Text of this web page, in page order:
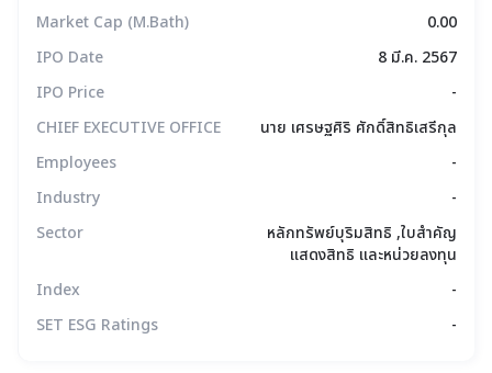
Market Cap (M.Bath)
0.00
IPO Date
8 มี.ค. 2567
IPO Price
-
CHIEF EXECUTIVE OFFICE
นาย เศรษฐศิริ ศักดิ์สิทธิเสรีกุล
Employees
-
Industry
-
Sector
หลักทรัพย์บุริมสิทธิ ,ใบสำคัญ
แสดงสิทธิ และหน่วยลงทุน
Index
-
SET ESG Ratings
-